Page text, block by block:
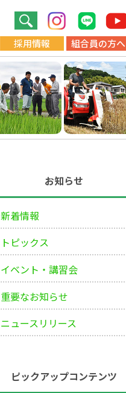
採用情報 組合員の方へ
お知らせ
新着情報
トピックス
イベント・講習会
重要なお知らせ
ニュースリリース
ピックアップコンテンツ